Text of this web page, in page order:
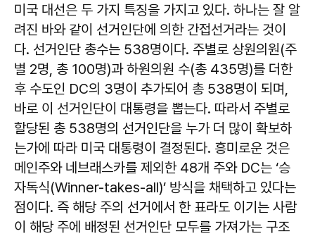
미국 대선은 두 가지 특징을 가지고 있다. 하나는 잘 알
려진 바와 같이 선거인단에 의한 간접선거라는 것이
다. 선거인단 총수는 538명이다. 주별로 상원의원(주
별 2명, 총 100명)과 하원의원 수(총 435명)를 더한
후 수도인 DC의 3명이 추가되어 총 538명이 되며,
바로 이 선거인단이 대통령을 뽑는다. 따라서 주별로
할당된 총 538명의 선거인단을 누가 더 많이 확보하
는가에 따라 미국 대통령이 결정된다. 흥미로운 것은
메인주와 네브래스카를 제외한 48개 주와 DC는 ‘승
자독식(Winner-takes-all)’ 방식을 채택하고 있다는
점이다. 즉 해당 주의 선거에서 한 표라도 이기는 사람
이 해당 주에 배정된 선거인단 모두를 가져가는 구조